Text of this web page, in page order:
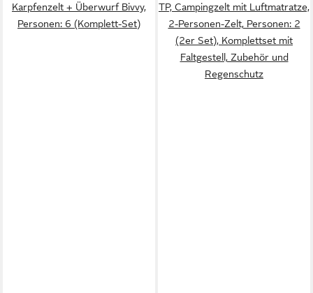
Karpfenzelt + Überwurf Bivvy,
Personen: 6 (Komplett-Set)
TP, Campingzelt mit Luftmatratze,
2-Personen-Zelt, Personen: 2
(2er Set), Komplettset mit
Faltgestell, Zubehör und
Regenschutz